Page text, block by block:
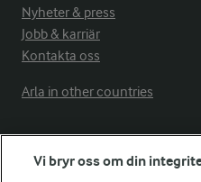
Nyheter & press
Jobb & karriär
Kontakta oss
Arla in other countries
Fler Arlasajter
Vi bryr oss om din